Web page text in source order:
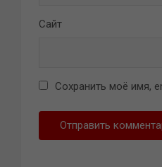
Сайт
Сохранить моё имя,